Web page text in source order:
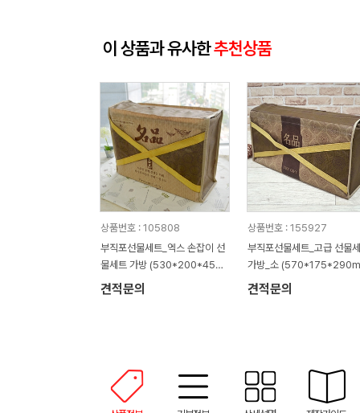
이 상품과 유사한추천상품
상품번호 : 105808
부직포선물세트_엑스 손잡이 선
물세트 가방 (530*200*450
mm)
견적문의
상품번호 : 155927
부직포선물세트_고급 선물
가방_소
견적문의